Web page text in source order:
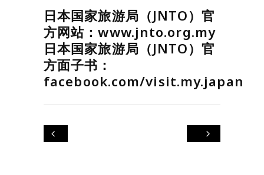
日本国家旅游局（JNTO）官
方网站：www.jnto.org.my
日本国家旅游局（JNTO）官
方面子书：
facebook.com/visit.my.japan